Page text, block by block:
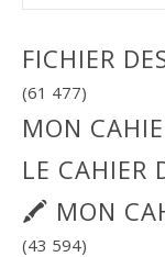
FICHIER
(61 477)
MON
LE CAHIER
🖍 MON
(43 594)